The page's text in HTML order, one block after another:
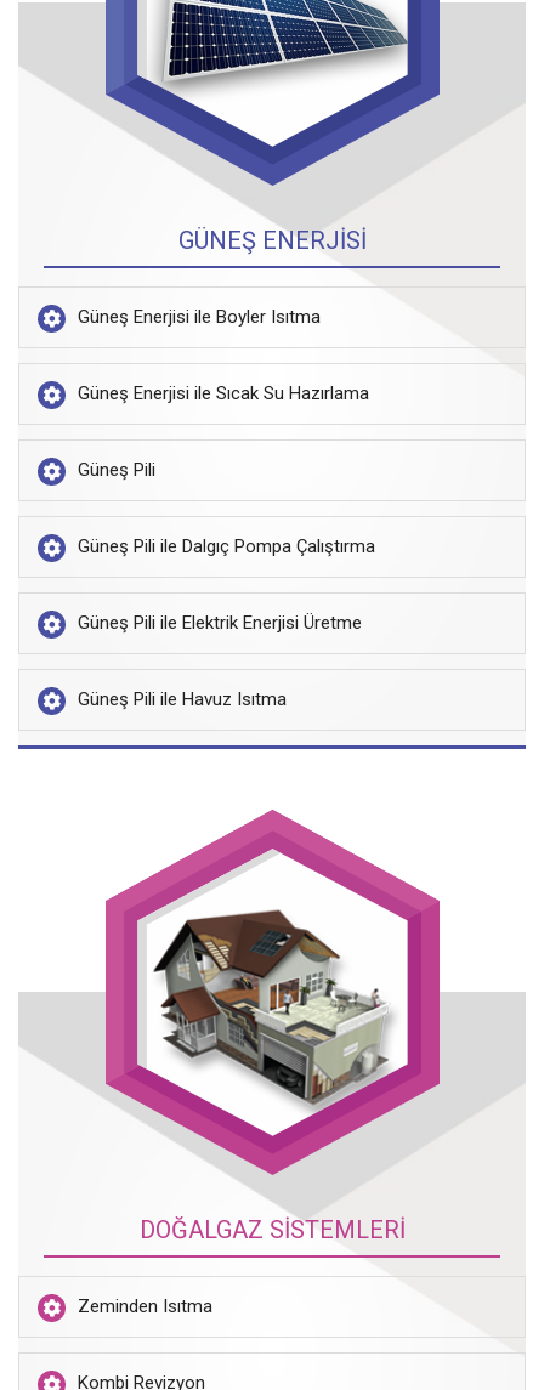
GÜNEŞ ENERJİSİ
Güneş Enerjisi ile Boyler Isıtma
Güneş Enerjisi ile Sıcak Su Hazırlama
Güneş Pili
Güneş Pili ile Dalgıç Pompa Çalıştırma
Güneş Pili ile Elektrik Enerjisi Üretme
Güneş Pili ile Havuz Isıtma
DOĞALGAZ SİSTEMLERİ
Zeminden Isıtma
Kombi Revizyon